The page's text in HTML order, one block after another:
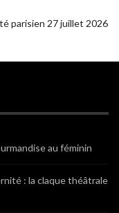
parisien 27 juillet 2026
au féminin
: la claque théâtrale